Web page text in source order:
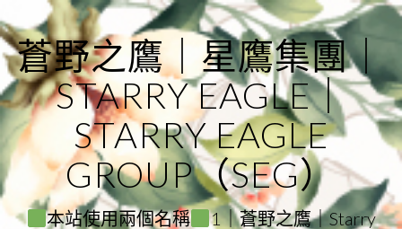
to
content
蒼野之鷹｜星鷹集團｜
STARRY EAGLE｜
STARRY EAGLE
GROUP（SEG）
本站使用兩個名稱
1｜蒼野之鷹｜Starry